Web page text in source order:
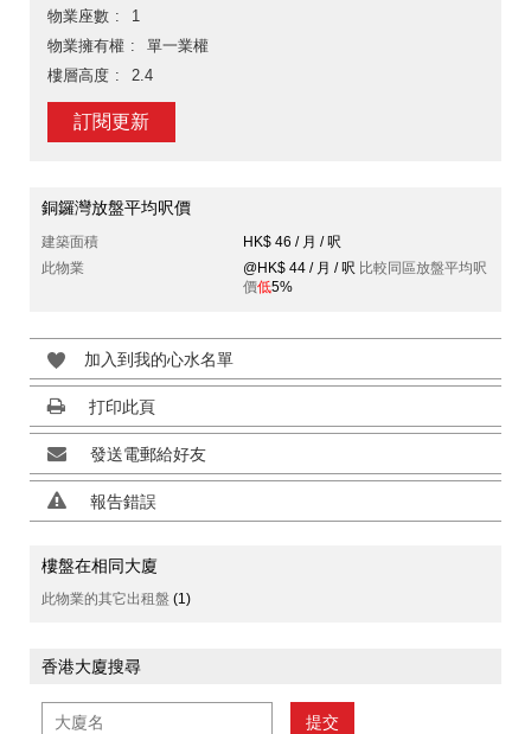
物業座數
1
物業擁有權
單一業權
樓層高度
2.4
訂閱更新
銅鑼灣放盤平均呎價
建築面積
HK$ 46 / 月 / 呎
此物業
@HK$ 44 / 月 / 呎 比較同區放盤平均呎
價低5%
加入到我的心水名單
打印此頁
發送電郵給好友
報告錯誤
樓盤在相同大廈
此物業的其它出租盤 (1)
香港大廈搜尋
提交